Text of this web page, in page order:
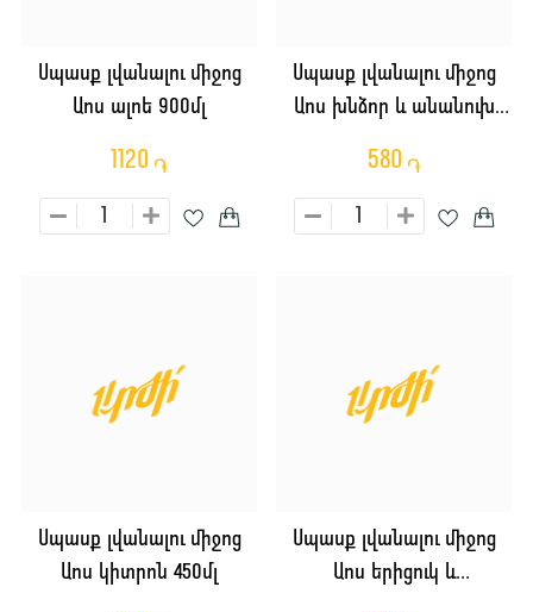
Սպասք լվանալու միջոց
Աոս ալոե 900մլ
1120 ֏
Սպասք լվանալու միջոց
Աոս խնձոր և անանուխ
580 ֏
Սպասք լվանալու միջոց
Աոս կիտրոն 450մլ
Սպասք լվանալու միջոց
Աոս երիցուկ և